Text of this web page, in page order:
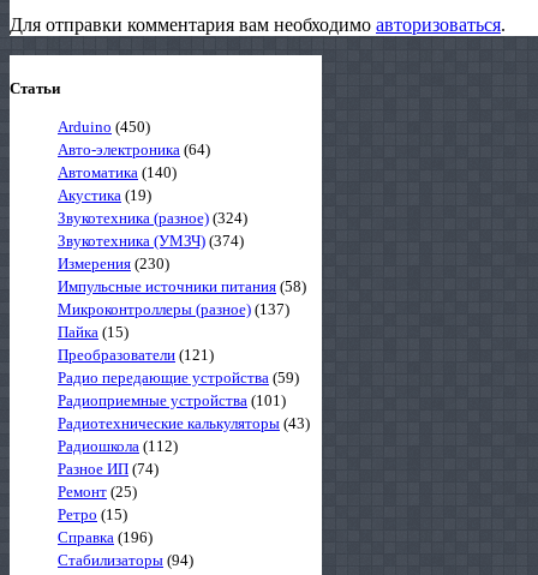
Для отправки комментария вам необходимо авторизоваться.
Статьи
Arduino (450)
Авто-электроника (64)
Автоматика (140)
Акустика (19)
Звукотехника (разное) (324)
Звукотехника (УМЗЧ) (374)
Измерения (230)
Импульсные источники питания (58)
Микроконтроллеры (разное) (137)
Пайка (15)
Преобразователи (121)
Радио передающие устройства (59)
Радиоприемные устройства (101)
Радиотехнические калькуляторы (43)
Радиошкола (112)
Разное ИП (74)
Ремонт (25)
Ретро (15)
Справка (196)
Стабилизаторы (94)